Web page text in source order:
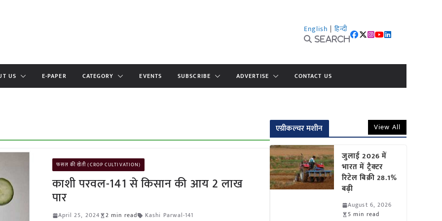
English | हिन्दी
Search
US E-PAPER CATEGORY EVENTS SUBSCRIBE ADVERTISE CONTACT US
फसल की खेती (CROP CULTIVATION)
काशी परवल-141 से किसान की आय 2 लाख
पार
April 25, 2024 2 min read Kashi Parwal-141
एग्रीकल्चर मशीन View All
जुलाई 2026 में
भारत में ट्रैक्टर
रिटेल बिक्री 28.1%
बढ़ी
August 6, 2026
5 min read